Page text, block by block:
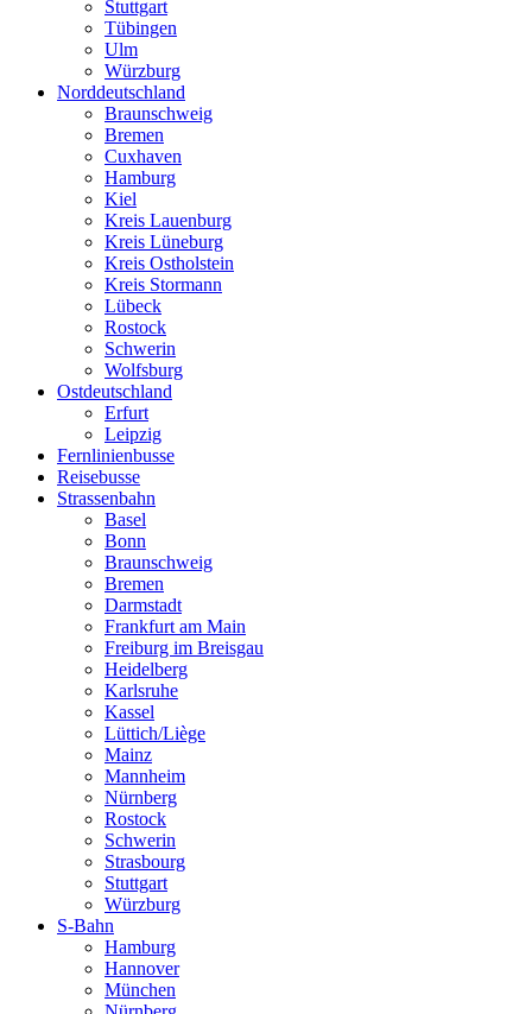
Stuttgart
Tübingen
Ulm
Würzburg
Norddeutschland
Braunschweig
Bremen
Cuxhaven
Hamburg
Kiel
Kreis Lauenburg
Kreis Lüneburg
Kreis Ostholstein
Kreis Stormann
Lübeck
Rostock
Schwerin
Wolfsburg
Ostdeutschland
Erfurt
Leipzig
Fernlinienbusse
Reisebusse
Strassenbahn
Basel
Bonn
Braunschweig
Bremen
Darmstadt
Frankfurt am Main
Freiburg im Breisgau
Heidelberg
Karlsruhe
Kassel
Lüttich/Liège
Mainz
Mannheim
Nürnberg
Rostock
Schwerin
Strasbourg
Stuttgart
Würzburg
S-Bahn
Hamburg
Hannover
München